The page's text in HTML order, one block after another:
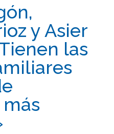
y Asier
las